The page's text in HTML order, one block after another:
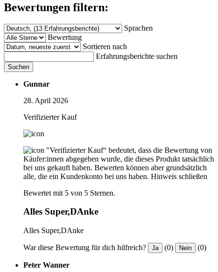
Bewertungen filtern:
Sprachen
Bewertung
Sortieren nach
Erfahrungsberichte suchen
Suchen
Gunnar
28. April 2026
Verifizierter Kauf
"Verifizierter Kauf“ bedeutet, dass die Bewertung von
Käufer:innen abgegeben wurde, die dieses Produkt tatsächlich
bei uns gekauft haben. Bewerten können aber grundsätzlich
alle, die ein Kundenkonto bei uns haben. Hinweis schließen
Bewertet mit 5 von 5 Sternen.
Alles Super,DAnke
Alles Super,DAnke
War diese Bewertung für dich hilfreich? Ja (0) Nein (0)
Peter Wanner